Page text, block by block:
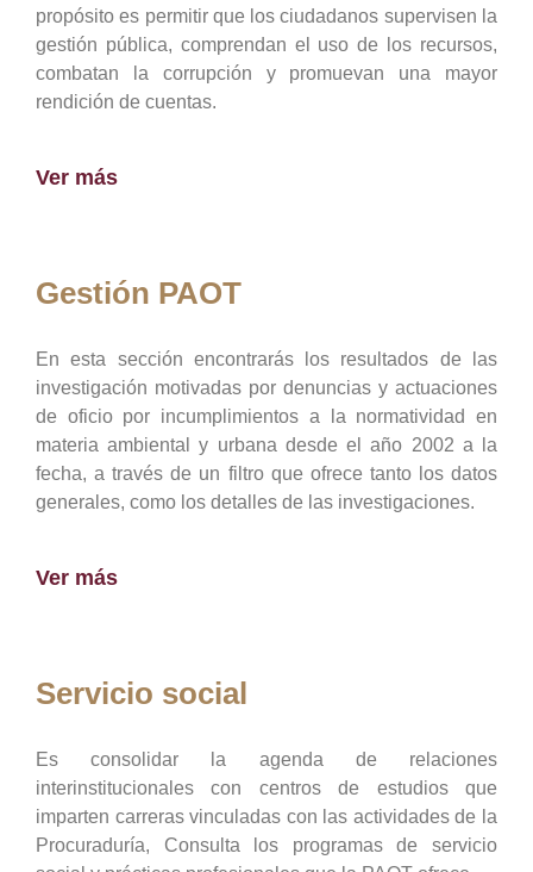
propósito es permitir que los ciudadanos supervisen la
gestión pública, comprendan el uso de los recursos,
combatan la corrupción y promuevan una mayor
rendición de cuentas.
Ver más
Gestión PAOT
En esta sección encontrarás los resultados de las
investigación motivadas por denuncias y actuaciones
de oficio por incumplimientos a la normatividad en
materia ambiental y urbana desde el año 2002 a la
fecha, a través de un filtro que ofrece tanto los datos
generales, como los detalles de las investigaciones.
Ver más
Servicio social
Es consolidar la agenda de relaciones
interinstitucionales con centros de estudios que
imparten carreras vinculadas con las actividades de la
Procuraduría, Consulta los programas de servicio